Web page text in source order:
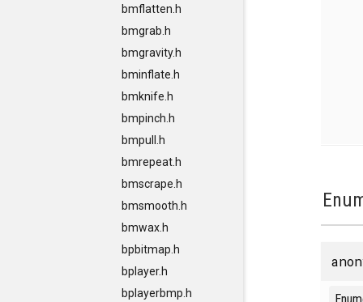
bmflatten.h
bmgrab.h
bmgravity.h
bminflate.h
bmknife.h
bmpinch.h
bmpull.h
bmrepeat.h
bmscrape.h
bmsmooth.h
bmwax.h
bpbitmap.h
bplayer.h
bplayerbmp.h